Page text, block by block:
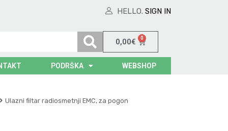
HELLO. SIGN IN
0,00€ 0
PODRŠKA WEBSHOP
Ulazni filtar radiosmetnji EMC, za pogon